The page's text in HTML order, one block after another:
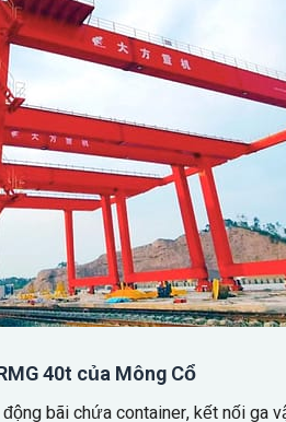
40t của Mông Cổ
bãi chứa container, kết nối ga